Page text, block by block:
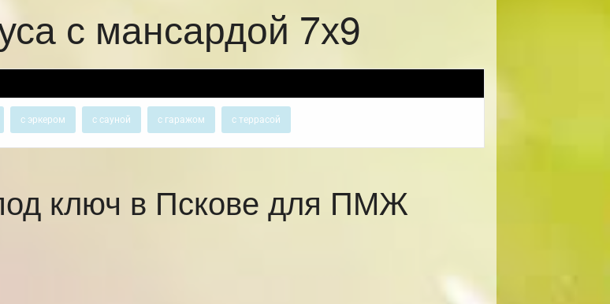
с мансардой 7х9
с эркером с сауной с гаражом с террасой
ключ в Пскове для ПМЖ